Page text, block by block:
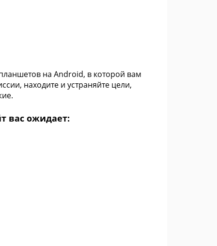
на Android, в которой вам
находите и устраняйте цели,
вас ожидает: